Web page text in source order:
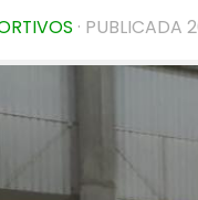
· PUBLICADA